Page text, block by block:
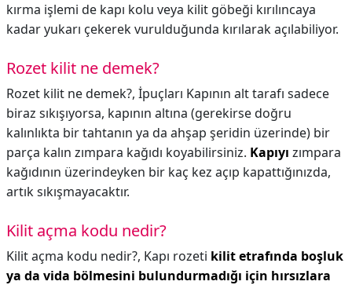
kırma işlemi de kapı kolu veya kilit göbeği kırılıncaya
kadar yukarı çekerek vurulduğunda kırılarak açılabiliyor.
Rozet kilit ne demek?
Rozet kilit ne demek?, İpuçları Kapının alt tarafı sadece
biraz sıkışıyorsa, kapının altına (gerekirse doğru
kalınlıkta bir tahtanın ya da ahşap şeridin üzerinde) bir
parça kalın zımpara kağıdı koyabilirsiniz. Kapıyı zımpara
kağıdının üzerindeyken bir kaç kez açıp kapattığınızda,
artık sıkışmayacaktır.
Kilit açma kodu nedir?
Kilit açma kodu nedir?, Kapı rozeti kilit etrafında boşluk
ya da vida bölmesini bulundurmadığı için hırsızlara